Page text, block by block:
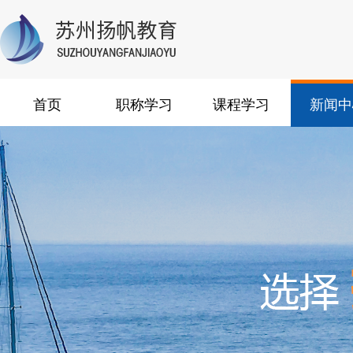
首页 职称学习 课程学习 新闻